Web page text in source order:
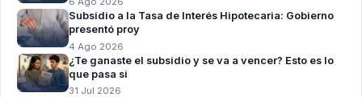
Subsidio a la Tasa de Interés Hipotecaria: Gobierno
presentó proy
4 Ago 2026
¿Te ganaste el subsidio y se va a vencer? Esto es lo
que pasa si
31 Jul 2026